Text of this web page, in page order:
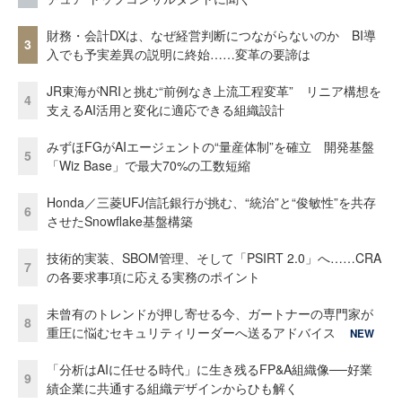
3
財務・会計DXは、なぜ経営判断につながらないのか BI導
入でも予実差異の説明に終始……変革の要諦は
4
JR東海がNRIと挑む“前例なき上流工程変革” リニア構想を
支えるAI活用と変化に適応できる組織設計
5
みずほFGがAIエージェントの“量産体制”を確立 開発基盤
「Wiz Base」で最大70%の工数短縮
6
Honda／三菱UFJ信託銀行が挑む、“統治”と“俊敏性”を共存
させたSnowflake基盤構築
7
技術的実装、SBOM管理、そして「PSIRT 2.0」へ……CRA
の各要求事項に応える実務のポイント
8
未曾有のトレンドが押し寄せる今、ガートナーの専門家が
重圧に悩むセキュリティリーダーへ送るアドバイス
NEW
9
「分析はAIに任せる時代」に生き残るFP&A組織像──好業
績企業に共通する組織デザインからひも解く